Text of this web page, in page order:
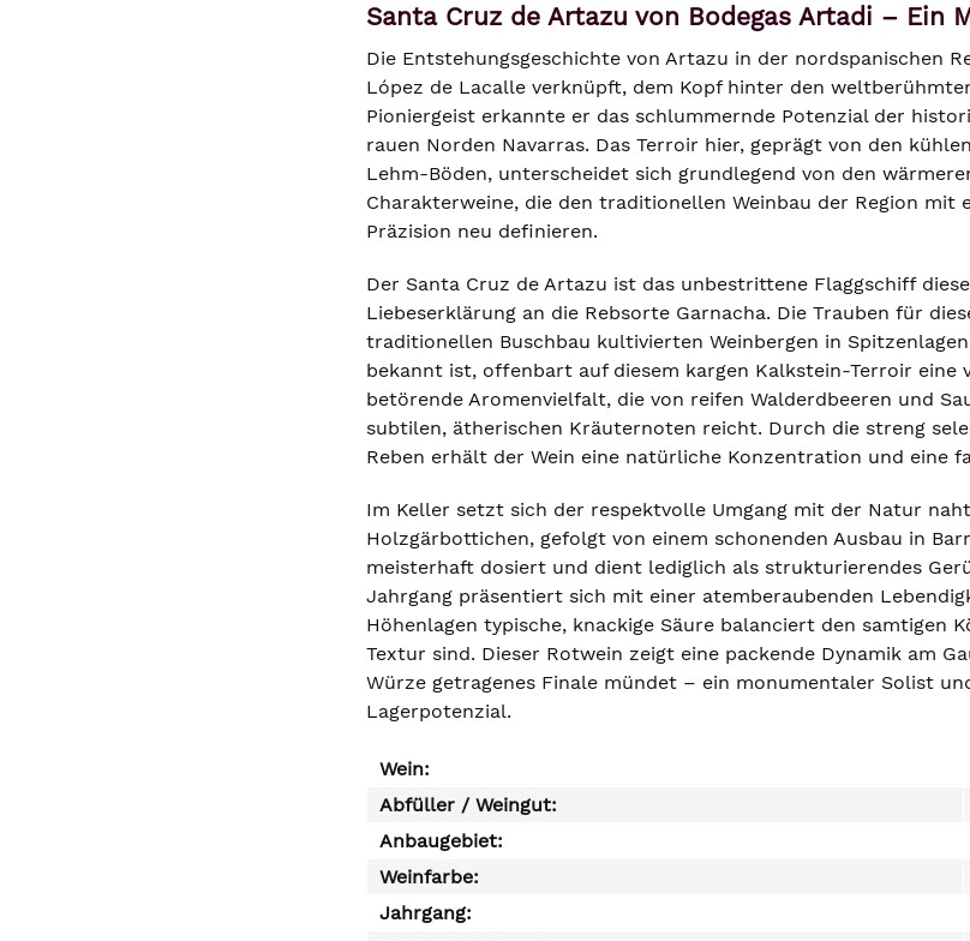
Santa Cruz de Artazu von Bodegas Artadi – Ein
Die Entstehungsgeschichte von Artazu in der nordspanischen
López de Lacalle verknüpft, dem Kopf hinter den
Pioniergeist erkannte er das schlummernde Potenzial der
rauen Norden Navarras. Das Terroir hier, geprägt von den
Lehm-Böden, unterscheidet sich grundlegend von den
Charakterweine, die den traditionellen Weinbau der Region
Präzision neu definieren.
Der Santa Cruz de Artazu ist das unbestrittene Flaggschiff
Liebeserklärung an die Rebsorte Garnacha. Die Trauben für
traditionellen Buschbau kultivierten Weinbergen in
bekannt ist, offenbart auf diesem kargen Kalkstein-Terroir
betörende Aromenvielfalt, die von reifen Walderdbeeren und
subtilen, ätherischen Kräuternoten reicht. Durch die streng
Reben erhält der Wein eine natürliche Konzentration und eine
Im Keller setzt sich der respektvolle Umgang mit der Natur
Holzgärbottichen, gefolgt von einem schonenden Ausbau in
meisterhaft dosiert und dient lediglich als strukturierendes
Jahrgang präsentiert sich mit einer atemberaubenden
Höhenlagen typische, knackige Säure balanciert den samtigen
Textur sind. Dieser Rotwein zeigt eine packende Dynamik am
Würze getragenes Finale mündet – ein monumentaler Solist
Lagerpotenzial.
Wein:
Abfüller / Weingut:
Anbaugebiet:
Weinfarbe:
Jahrgang: